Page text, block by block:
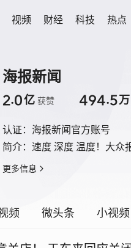
视频 财经 科技 热点
海报新闻
2.0亿 获赞 494.5万
认证： 海报新闻官方账号
简介： 速度 深度 温度！大众
更多信息
频 微头条 小视频